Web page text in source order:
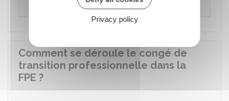
Autres cas
Comment se déroule le congé de
transition professionnelle dans la
FPE ?
Privacy policy